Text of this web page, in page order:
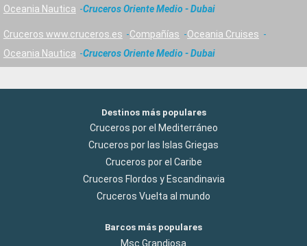
Oceania Nautica
Cruceros Oriente Medio - Dubai
Cruceros www.cruceros.es Compañías
Oceania Cruises
Oceania Nautica
Cruceros Oriente Medio - Dubai
Destinos más populares
Cruceros por el Mediterráneo
Cruceros por las Islas Griegas
Cruceros por el Caribe
Cruceros Flordos y Escandinavia
Cruceros Vuelta al mundo
Barcos más populares
Msc Grandiosa